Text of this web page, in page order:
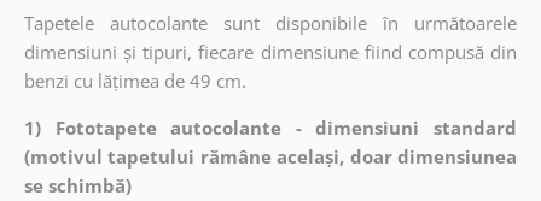
Tapetele autocolante sunt disponibile în următoarele
dimensiuni și tipuri, fiecare dimensiune fiind compusă din
benzi cu lățimea de 49 cm.
1) Fototapete autocolante - dimensiuni standard
(motivul tapetului rămâne același, doar dimensiunea
se schimbă)